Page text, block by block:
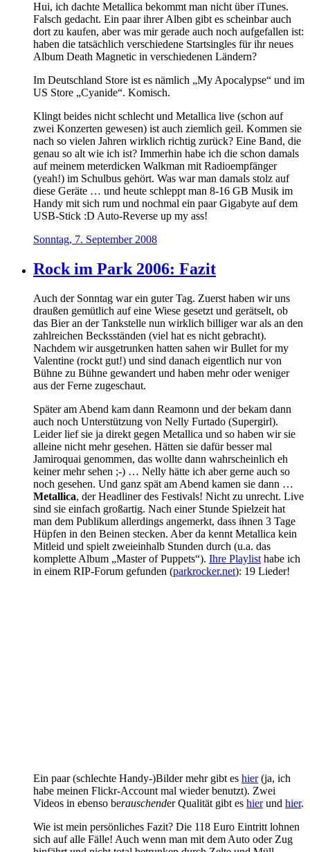
Hui, ich dachte Metallica bekommt man nicht über iTunes.
Falsch gedacht. Ein paar ihrer Alben gibt es scheinbar auch
dort zu kaufen, aber was mir gerade auch noch aufgefallen ist:
haben die tatsächlich verschiedene Startsingles für ihr neues
Album Death Magnetic in verschiedenen Ländern?
Im Deutschland Store ist es nämlich „My Apocalypse“ und im
US Store „Cyanide“. Komisch.
Klingt beides nicht schlecht und Metallica live (schon auf
zwei Konzerten gewesen) ist auch ziemlich geil. Kommen sie
nach so vielen Jahren wirklich richtig zurück? Eine Band, die
genau so alt wie ich ist? Immerhin habe ich die schon damals
auf meinem meterdicken Walkman mit Radioempfänger
(yeah!) im Schulbus gehört. Was war man damals stolz auf
diese Geräte … und heute schleppt man 8-16 GB Musik im
Handy mit sich rum und nochmal ein paar Gigabyte auf dem
USB-Stick :D Auto-Reverse up my ass!
Sonntag, 7. September 2008
Rock im Park 2006: Fazit
Auch der Sonntag war ein guter Tag. Zuerst haben wir uns
draußen gemütlich auf eine Wiese gesetzt und gerätselt, ob
das Bier an der Tankstelle nun wirklich billiger war als an den
zahlreichen Becksständen (viel hat es nicht gebracht).
Nachdem wir ausgetrunken hatten sahen wir Bullet for my
Valentine (rockt gut!) und sind danach eigentlich nur von
Bühne zu Bühne gewandert und haben mehr oder weniger
aus der Ferne zugeschaut.
Später am Abend kam dann Reamonn und der bekam dann
auch noch Unterstützung von Nelly Furtado (Supergirl).
Leider lief sie ja direkt gegen Metallica und so haben wir sie
alleine nicht mehr gesehen. Hätten sie dafür besser mal
Jamiroquai genommen, das wollte dann wahrscheinlich eh
keiner mehr sehen ;-) … Nelly hätte ich aber gerne auch so
noch gesehen. Und ganz spät am Abend kamen sie dann …
Metallica, der Headliner des Festivals! Nicht zu unrecht. Live
sind sie einfach großartig. Nach einer Stunde Spielzeit hat
man dem Publikum allerdings angemerkt, dass ihnen 3 Tage
Hüpfen in den Beinen stecken. Aber da kennt Metallica kein
Mitleid und spielt zweieinhalb Stunden durch (u.a. das
komplette Album „Master of Puppets“). Ihre Playlist habe ich
in einem RIP-Forum gefunden (parkrocker.net): 19 Lieder!
Ein paar (schlechte Handy-)Bilder mehr gibt es hier(ja, ich
habe meinen Flickr-Account mal wieder benutzt). Zwei
Videos in ebenso berauschender Qualität gibt es hierund hier.
Wie ist mein persönliches Fazit? Die 118 Euro Eintritt lohnen
sich auf alle Fälle! Auch wenn man mit dem Auto oder Zug